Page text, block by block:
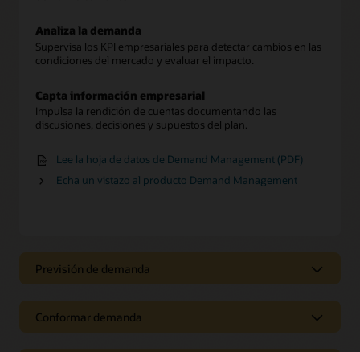
Analiza la demanda
Supervisa los KPI empresariales para detectar cambios en las
condiciones del mercado y evaluar el impacto.
Capta información empresarial
Impulsa la rendición de cuentas documentando las
discusiones, decisiones y supuestos del plan.
Lee la hoja de datos de Demand Management (PDF)
Echa un vistazo al producto Demand Management
Previsión de demanda
variabilidad
Conformar demanda